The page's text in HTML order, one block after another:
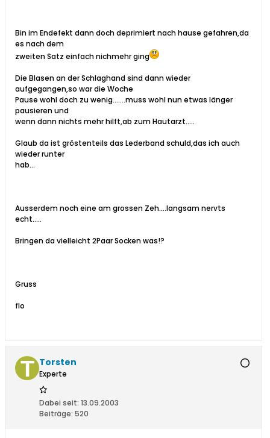
Bin im Endefekt dann doch deprimiert nach hause gefahren,da
es nach dem
zweiten Satz einfach nichmehr ging
Die Blasen an der Schlaghand sind dann wieder
aufgegangen,so war die Woche
Pause wohl doch zu wenig.......muss wohl nun etwas länger
pausieren und
wenn dann nichts mehr hilft,ab zum Hautarzt.....
Glaub da ist gröstenteils das Lederband schuld,das ich auch
wieder runter
hab...
Ausserdem noch eine am grossen Zeh....langsam nervts
echt.....
Bringen da vielleicht 2Paar Socken was!?
Gruss
flo
Torsten
Experte
Dabei seit: 13.09.2003
Beiträge: 520